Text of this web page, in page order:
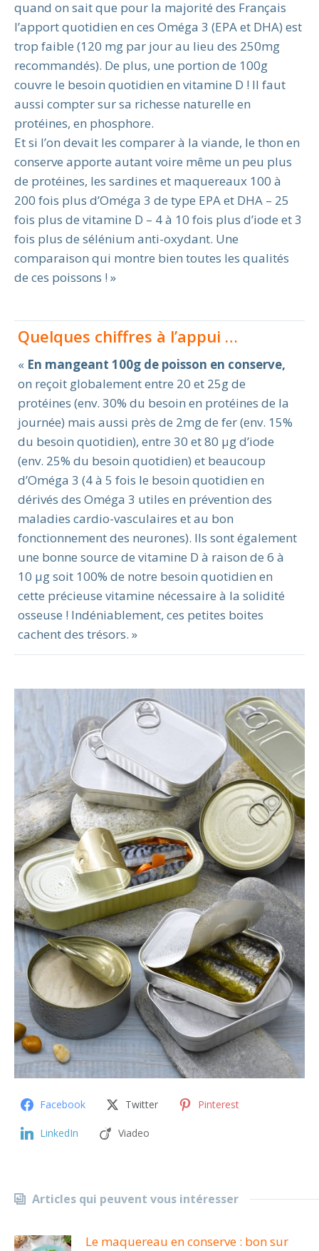
quand on sait que pour la majorité des Français
l’apport quotidien en ces Oméga 3 (EPA et DHA) est
trop faible (120 mg par jour au lieu des 250mg
recommandés). De plus, une portion de 100g
couvre le besoin quotidien en vitamine D ! Il faut
aussi compter sur sa richesse naturelle en
protéines, en phosphore.
Et si l’on devait les comparer à la viande, le thon en
conserve apporte autant voire même un peu plus
de protéines, les sardines et maquereaux 100 à
200 fois plus d’Oméga 3 de type EPA et DHA – 25
fois plus de vitamine D – 4 à 10 fois plus d’iode et 3
fois plus de sélénium anti-oxydant. Une
comparaison qui montre bien toutes les qualités
de ces poissons ! »
Quelques chiffres à l’appui …
« En mangeant 100g de poisson en conserve,
on reçoit globalement entre 20 et 25g de
protéines (env. 30% du besoin en protéines de la
journée) mais aussi près de 2mg de fer (env. 15%
du besoin quotidien), entre 30 et 80 μg d’iode
(env. 25% du besoin quotidien) et beaucoup
d’Oméga 3 (4 à 5 fois le besoin quotidien en
dérivés des Oméga 3 utiles en prévention des
maladies cardio-vasculaires et au bon
fonctionnement des neurones). Ils sont également
une bonne source de vitamine D à raison de 6 à
10 μg soit 100% de notre besoin quotidien en
cette précieuse vitamine nécessaire à la solidité
osseuse ! Indéniablement, ces petites boites
cachent des trésors. »
Facebook Twitter Pinterest
LinkedIn Viadeo
Articles qui peuvent vous intéresser
Le maquereau en conserve : bon sur